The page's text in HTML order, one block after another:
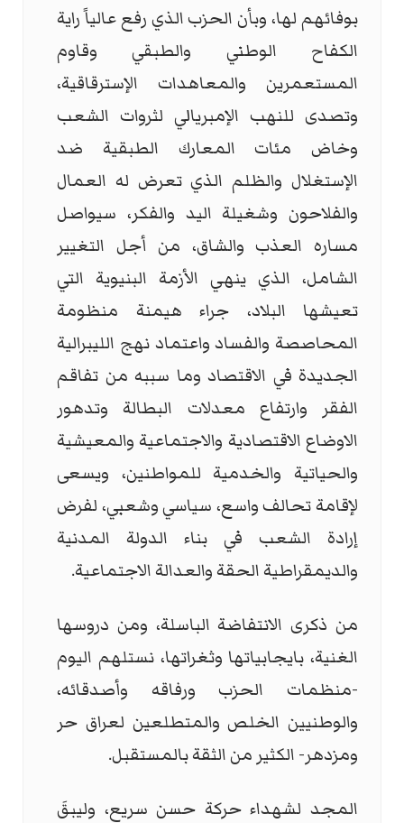
بوفائهم لها، وبأن الحزب الذي رفع عالياً راية
الكفاح الوطني والطبقي وقاوم
المستعمرين والمعاهدات الإسترقاقية،
وتصدى للنهب الإمبريالي لثروات الشعب
وخاض مئات المعارك الطبقية ضد
الإستغلال والظلم الذي تعرض له العمال
والفلاحون وشغيلة اليد والفكر، سيواصل
مساره العذب والشاق، من أجل التغيير
الشامل، الذي ينهي الأزمة البنيوية التي
تعيشها البلاد، جراء هيمنة منظومة
المحاصصة والفساد واعتماد نهج الليبرالية
الجديدة في الاقتصاد وما سببه من تفاقم
الفقر وارتفاع معدلات البطالة وتدهور
الاوضاع الاقتصادية والاجتماعية والمعيشية
والحياتية والخدمية للمواطنين، ويسعى
لإقامة تحالف واسع، سياسي وشعبي، لفرض
إرادة الشعب في بناء الدولة المدنية
والديمقراطية الحقة والعدالة الاجتماعية.
من ذكرى الانتفاضة الباسلة، ومن دروسها
الغنية، بايجابياتها وثغراتها، نستلهم اليوم
-منظمات الحزب ورفاقه وأصدقائه،
والوطنيين الخلص والمتطلعين لعراق حر
ومزدهر- الكثير من الثقة بالمستقبل.
المجد لشهداء حركة حسن سريع، وليبقَ